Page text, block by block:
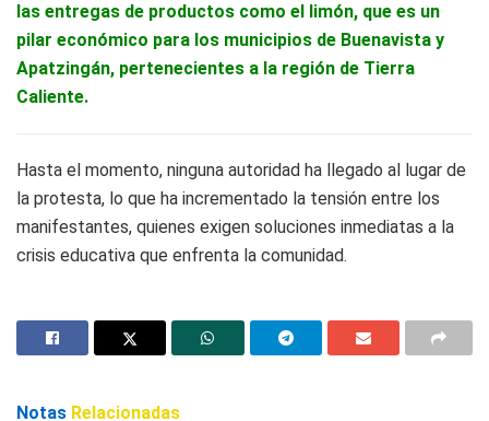
las entregas de productos como el limón, que es un
pilar económico para los municipios de Buenavista y
Apatzingán, pertenecientes a la región de Tierra
Caliente.
Hasta el momento, ninguna autoridad ha llegado al lugar de
la protesta, lo que ha incrementado la tensión entre los
manifestantes, quienes exigen soluciones inmediatas a la
crisis educativa que enfrenta la comunidad.
Notas Relacionadas